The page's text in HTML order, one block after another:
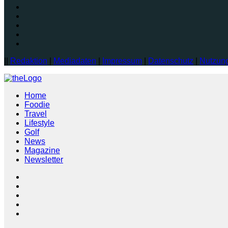
Redaktion Mediadaten Impressum Datenschutz
Home
Foodie
Travel
Lifestyle
Golf
News
Magazine
Newsletter